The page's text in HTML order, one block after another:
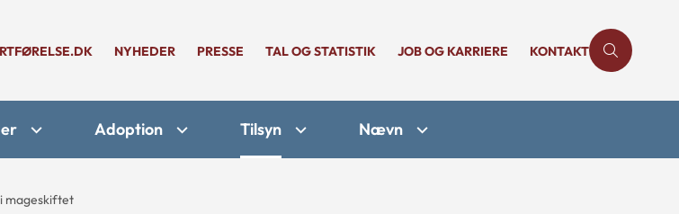
NYHEDER PRESSE TAL OG STATISTIK JOB OG KARRIERE KONTAKT
Adoption Tilsyn Nævn
mageskiftet